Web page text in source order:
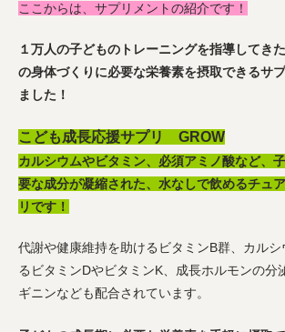
ここからは、サプリメントの紹介です！
１万人の子どものトレーニングを指導してき
の身体づくりに必要な栄養素を摂取できるサ
ました！
こども成長応援サプリ GROW
カルシウムやビタミン、必須アミノ酸など、
要な成分が凝縮された、水なしで飲めるチュ
リです！
代謝や健康維持を助けるビタミンB群、カル
るビタミンDやビタミンK、成長ホルモンの分
ギニンなども配合されています。